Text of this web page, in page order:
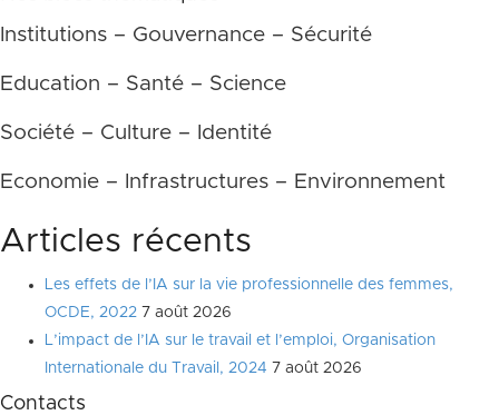
Institutions – Gouvernance – Sécurité
Education – Santé – Science
Société – Culture – Identité
Economie – Infrastructures – Environnement
Articles récents
Les effets de l’IA sur la vie professionnelle des femmes,
OCDE, 2022 7 août 2026
L’impact de l’IA sur le travail et l’emploi, Organisation
Internationale du Travail, 2024 7 août 2026
Contacts